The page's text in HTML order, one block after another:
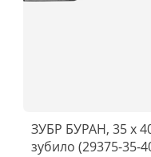
ЗУБР БУРАН, 35 х
зубило (29375-35-